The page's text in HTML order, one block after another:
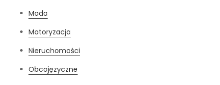
Moda
Motoryzacja
Nieruchomości
Obcojęzyczne